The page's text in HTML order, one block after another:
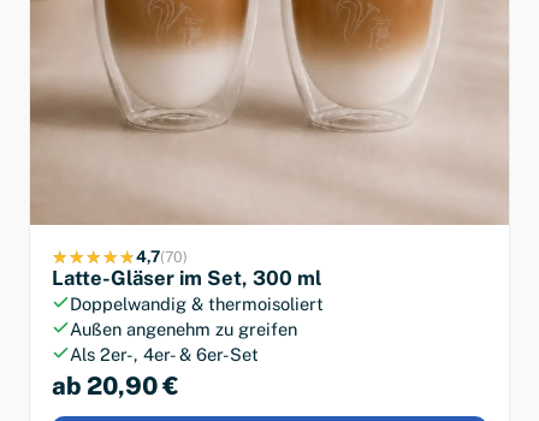
4,7(70)
Latte-Gläser im Set, 300 ml
Doppelwandig & thermoisoliert
Außen angenehm zu greifen
Als 2er-, 4er- & 6er-Set
ab 20,90 €